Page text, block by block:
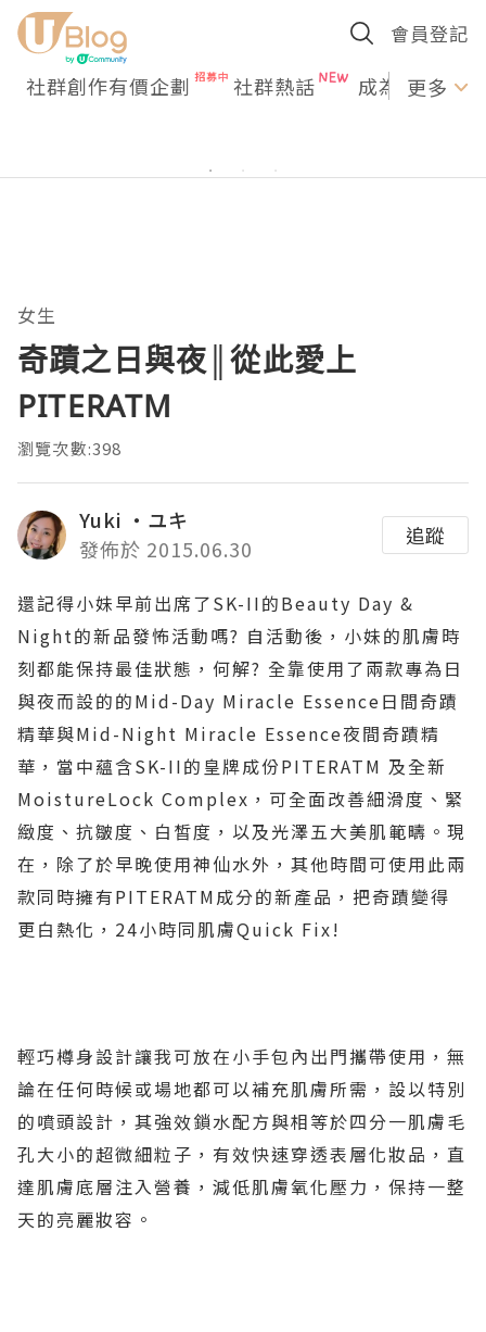
會員登記
社群創作有價企劃 社群熱話 成為U更多
女生
奇蹟之日與夜║從此愛上
PITERATM
瀏覽次數:398
Yuki ‧ユキ
發佈於 2015.06.30
追蹤
還記得小妹早前出席了SK-II的Beauty Day &
Night的新品發怖活動嗎? 自活動後，小妹的肌膚時
刻都能保持最佳狀態，何解? 全靠使用了兩款專為日
與夜而設的的Mid-Day Miracle Essence日間奇蹟
精華與Mid-Night Miracle Essence夜間奇蹟精
華，當中蘊含SK-II的皇牌成份PITERATM 及全新
MoistureLock Complex，可全面改善細滑度、緊
緻度、抗皺度、白皙度，以及光澤五大美肌範疇。現
在，除了於早晚使用神仙水外，其他時間可使用此兩
款同時擁有PITERATM成分的新產品，把奇蹟變得
更白熱化，24小時同肌膚Quick Fix!
輕巧樽身設計讓我可放在小手包內出門攜帶使用，無
論在任何時候或場地都可以補充肌膚所需，設以特別
的噴頭設計，其強效鎖水配方與相等於四分一肌膚毛
孔大小的超微細粒子，有效快速穿透表層化妝品，直
達肌膚底層注入營養，減低肌膚氧化壓力，保持一整
天的亮麗妝容。